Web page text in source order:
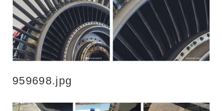
959698.jpg